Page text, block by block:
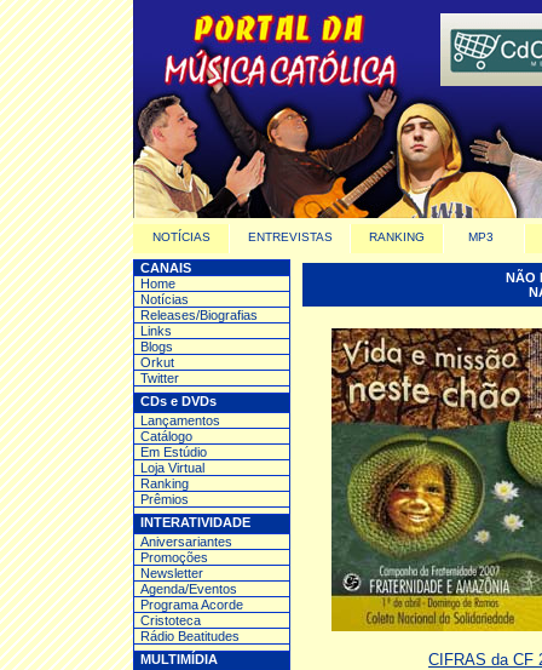
NOTÍCIAS ENTREVISTAS RANKING MP3
CANAIS
Home
Notícias
Releases/Biografias
Links
Blogs
Orkut
Twitter
CDs e DVDs
Lançamentos
Catálogo
Em Estúdio
Loja Virtual
Ranking
Prêmios
INTERATIVIDADE
Aniversariantes
Promoções
Newsletter
Agenda/Eventos
Programa Acorde
Cristoteca
Rádio Beatitudes
MULTIMÍDIA
NÃO
CIFRAS da CF